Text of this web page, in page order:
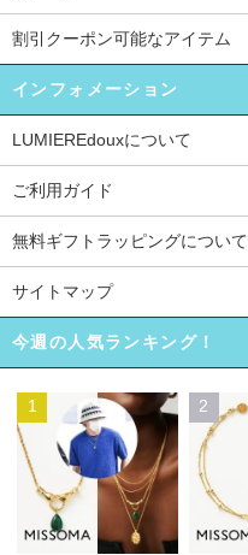
割引クーポン可能なアイテム
インフォメーション
LUMIEREdouxについて
ご利用ガイド
無料ギフトラッピングについて
サイトマップ
今週の人気ランキング！
1 2